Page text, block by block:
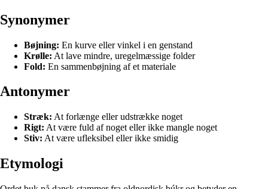
Synonymer
Bøjning: En kurve eller vinkel i en genstand
Krølle: At lave mindre, uregelmæssige folder
Fold: En sammenbøjning af et materiale
Antonymer
Stræk: At forlænge eller udstrække noget
Rigt: At være fuld af noget eller ikke mangle noget
Stiv: At være ufleksibel eller ikke smidig
Etymologi